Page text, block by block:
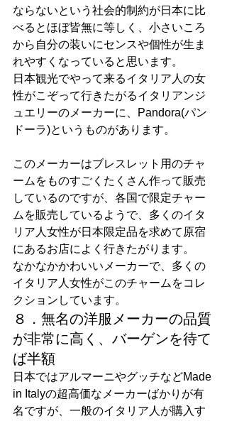
ならないという社会的制約が日本に比
べるとほぼ皆無に等しく、小さいころ
から自分の装いにセンスや個性が生ま
れやすくなっていると思います。
日本観光でやって来るイタリア人の女
性がこぞって行きたがるイタリアンジ
ュエリーのメーカーに、Pandora(パン
ドーラ)というものがあります。
このメーカーはブレスレット用のチャ
ームをものすごくたくさん作って販売
しているのですが、各国で限定チャー
ムを販売しているようで、多くのイタ
リア人女性が日本限定品を求めて原宿
にあるお店によく行きたがります。
なかなかかわいいメーカーで、多くの
イタリア人女性がこのチャームをコレ
クションしています。
８．無名の洋服メーカーの品質
が非常に高く、バーゲンを待て
ば半額
日本ではアルマーニやグッチなどMade
in Italyの超高価なメーカーばかりが有
名ですが、一般のイタリア人が購入す